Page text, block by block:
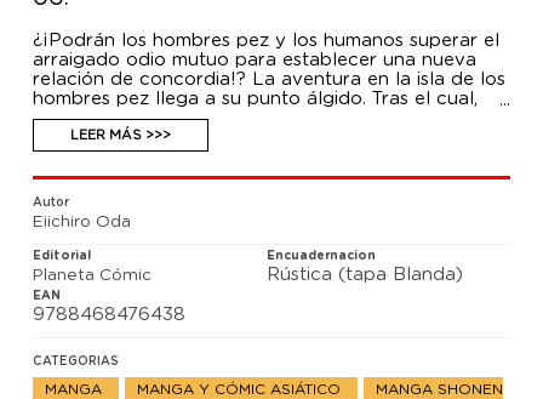
¿¡Podrán los hombres pez y los humanos superar el
arraigado odio mutuo para establecer una nueva
relación de concordia!? La aventura en la isla de los
hombres pez llega a su punto álgido. Tras el cual,
nuestros amigos al fin pondrán rumbo al más fiero
de los mares, el Nuevo Mundo. ¿¡Qué extraordinarias
vivencias les deparará ese misterioso lugar!?
LEER MÁS >>>
Autor
Eiichiro Oda
Editorial
Planeta Cómic
Encuadernacion
Rústica (tapa Blanda)
EAN
9788468476438
CATEGORIAS
MANGA MANGA Y CÓMIC ASIÁTICO MANGA SHONEN